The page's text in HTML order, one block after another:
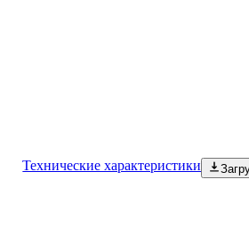
Технические характеристики